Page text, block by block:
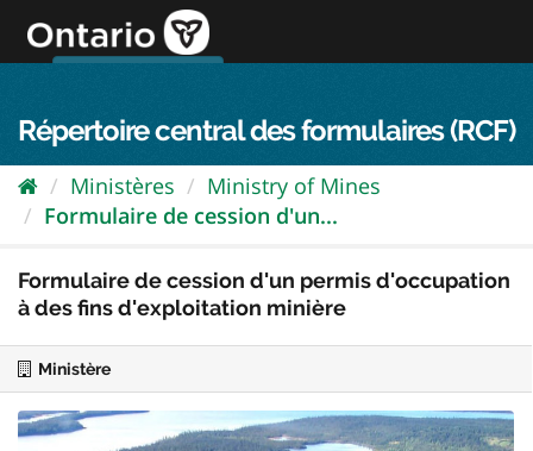
directement
au
Répertoire central des formulaires (RCF)
Ministères
Ministry of Mines
Formulaire de cession d'un...
Formulaire de cession d'un permis d'occupation
à des fins d'exploitation minière
Ministère